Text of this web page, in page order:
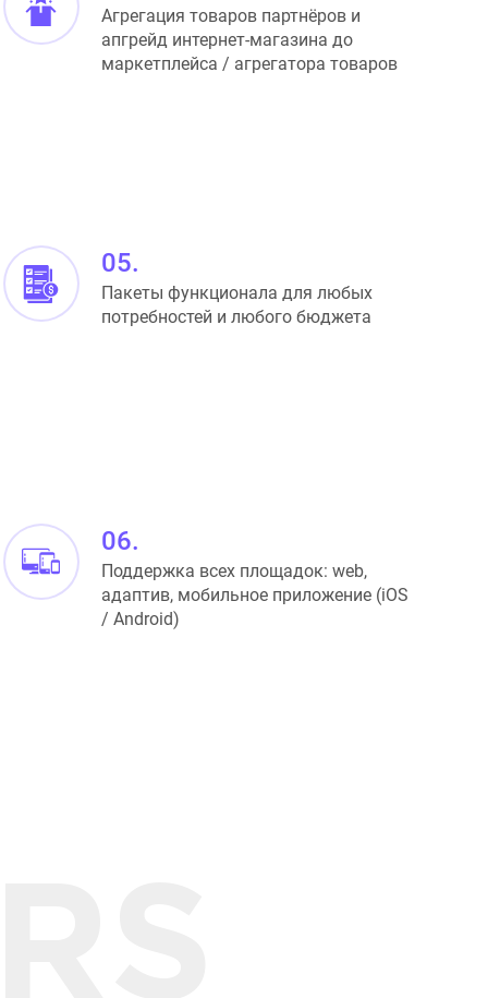
инструменты аналитики (BI) и хранения
данных (DWH), распознавание фото
(Image Recognition), собственный
Агрегация товаров партнёров и
апгрейд интернет-магазина до
маркетплейса / агрегатора товаров
05.
Пакеты функционала для любых
потребностей и любого бюджета
06.
Поддержка всех площадок: web,
адаптив, мобильное приложение (iOS
/ Android)